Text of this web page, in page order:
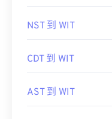
NST 到 WIT
CDT 到 WIT
AST 到 WIT